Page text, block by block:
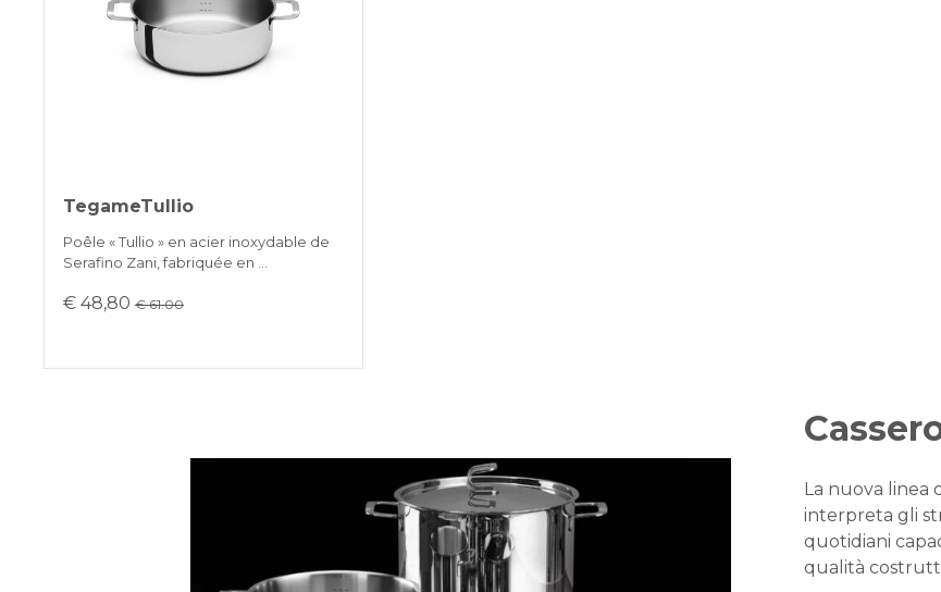
TegameTullio
Poêle « Tullio » en acier inoxydable de
Serafino Zani, fabriquée en …
€ 48,80€ 61.00
La nuova linea
interpreta gli
quotidiani
qualità